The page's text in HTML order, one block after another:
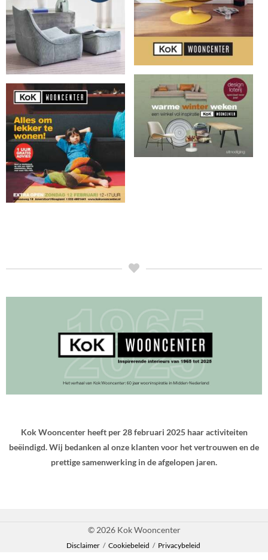
Kok Wooncenter heeft per 28 februari 2025 haar activiteiten
beëindigd. Wij bedanken al onze klanten voor het vertrouwen en de
prettige samenwerking in de afgelopen jaren.
© 2026 Kok Wooncenter
Disclaimer / Cookiebeleid / Privacybeleid